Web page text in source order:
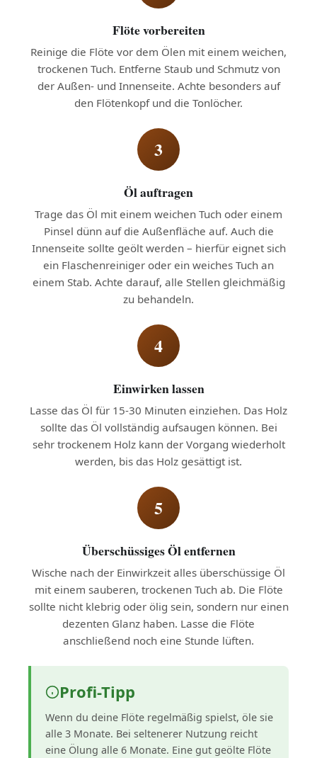
Flöte vorbereiten
Reinige die Flöte vor dem Ölen mit einem weichen,
trockenen Tuch. Entferne Staub und Schmutz von
der Außen- und Innenseite. Achte besonders auf
den Flötenkopf und die Tonlöcher.
3
Öl auftragen
Trage das Öl mit einem weichen Tuch oder einem
Pinsel dünn auf die Außenfläche auf. Auch die
Innenseite sollte geölt werden – hierfür eignet sich
ein Flaschenreiniger oder ein weiches Tuch an
einem Stab. Achte darauf, alle Stellen gleichmäßig
zu behandeln.
4
Einwirken lassen
Lasse das Öl für 15-30 Minuten einziehen. Das Holz
sollte das Öl vollständig aufsaugen können. Bei
sehr trockenem Holz kann der Vorgang wiederholt
werden, bis das Holz gesättigt ist.
5
Überschüssiges Öl entfernen
Wische nach der Einwirkzeit alles überschüssige Öl
mit einem sauberen, trockenen Tuch ab. Die Flöte
sollte nicht klebrig oder ölig sein, sondern nur einen
dezenten Glanz haben. Lasse die Flöte
anschließend noch eine Stunde lüften.
Profi-Tipp
Wenn du deine Flöte regelmäßig spielst, öle sie
alle 3 Monate. Bei seltenerer Nutzung reicht
eine Ölung alle 6 Monate. Eine gut geölte Flöte